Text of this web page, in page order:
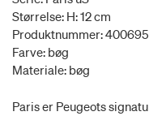
Størrelse: H: 12 cm
Produktnummer:
Farve: bøg
Materiale: bøg
Paris er Peugeots